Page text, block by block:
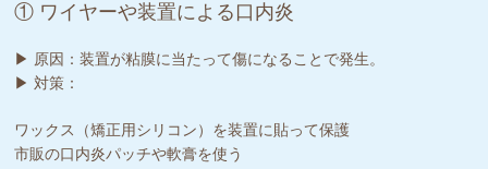
① ワイヤーや装置による口内炎
▶ 原因：装置が粘膜に当たって傷になることで発生。
▶ 対策：
ワックス（矯正用シリコン）を装置に貼って保護
市販の口内炎パッチや軟膏を使う